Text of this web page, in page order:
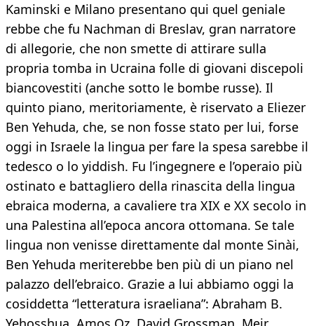
Kaminski e Milano presentano qui quel geniale
rebbe che fu Nachman di Breslav, gran narratore
di allegorie, che non smette di attirare sulla
propria tomba in Ucraina folle di giovani discepoli
biancovestiti (anche sotto le bombe russe). Il
quinto piano, meritoriamente, è riservato a Eliezer
Ben Yehuda, che, se non fosse stato per lui, forse
oggi in Israele la lingua per fare la spesa sarebbe il
tedesco o lo yiddish. Fu l’ingegnere e l’operaio più
ostinato e battagliero della rinascita della lingua
ebraica moderna, a cavaliere tra XIX e XX secolo in
una Palestina all’epoca ancora ottomana. Se tale
lingua non venisse direttamente dal monte Sinài,
Ben Yehuda meriterebbe ben più di un piano nel
palazzo dell’ebraico. Grazie a lui abbiamo oggi la
cosiddetta “letteratura israeliana”: Abraham B.